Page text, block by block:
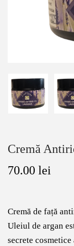
Cremă
70.00 lei
Cremă de față
Uleiul de argan
secrete